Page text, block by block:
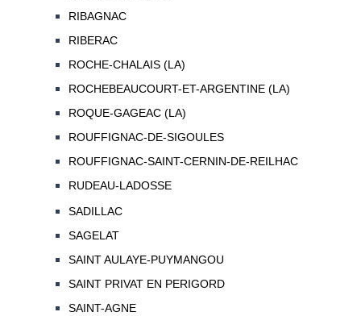
RIBAGNAC
RIBERAC
ROCHE-CHALAIS (LA)
ROCHEBEAUCOURT-ET-ARGENTINE (LA)
ROQUE-GAGEAC (LA)
ROUFFIGNAC-DE-SIGOULES
ROUFFIGNAC-SAINT-CERNIN-DE-REILHAC
RUDEAU-LADOSSE
SADILLAC
SAGELAT
SAINT AULAYE-PUYMANGOU
SAINT PRIVAT EN PERIGORD
SAINT-AGNE